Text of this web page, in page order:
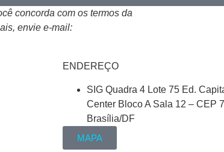
concorda com os termos da
envie e-mail:
ENDEREÇO
SIG Quadra 4 Lote 75 Ed.
Center Bloco A Sala 12 – CEP
Brasília/DF
MAPA